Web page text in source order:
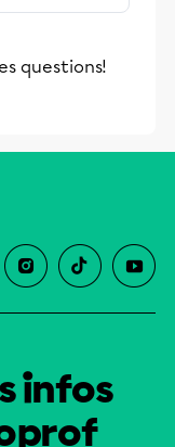
les élèves
questions!
infos